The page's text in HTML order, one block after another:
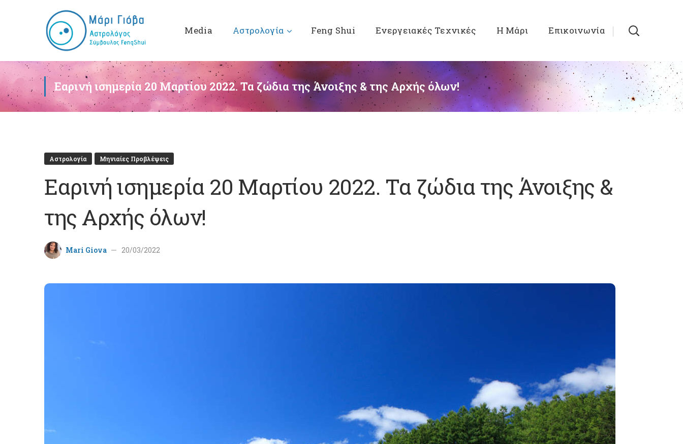
Media Αστρολογία Feng Shui Ενεργειακές Τεχνικές Η Μάρι Επικοινωνία
Εαρινή ισημερία 20 Μαρτίου 2022. Τα ζώδια της Άνοιξης & της Αρχής όλων!
Αστρολογία Μηνιαίες Προβλέψεις
Εαρινή ισημερία 20 Μαρτίου 2022. Τα ζώδια της Άνοιξης &
της Αρχής όλων!
Mari Giova 20/03/2022